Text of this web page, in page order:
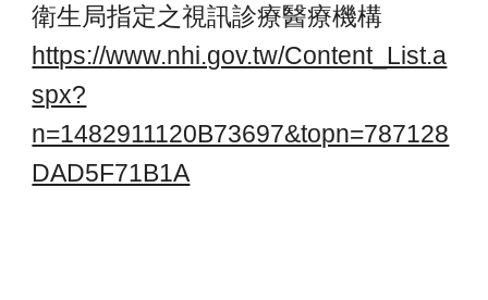
衛生局指定之視訊診療醫療機構
https://www.nhi.gov.tw/Content_List.a
spx?
n=1482911120B73697&topn=787128
DAD5F71B1A